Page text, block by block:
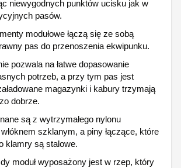
niewygodnych punktów ucisku jak w
pasów.
modułowe łączą się ze sobą
pas do przenoszenia ekwipunku.
pozwala na łatwe dopasowanie
potrzeb, a przy tym pas jest
magazynki i kabury trzymają
dobrze.
są z wytrzymałego nylonu
szklanym, a piny łączące, które
klamry są stalowe.
moduł wyposażony jest w rzep, który